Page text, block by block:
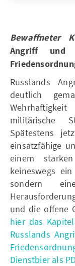
Bewaffneter
Angriff und
Russlands
deutlich
militärische
Spätestens
einsatzfähige
einem
keineswegs
sondern
und die offene
hier das
Russlands
Dienstbier als